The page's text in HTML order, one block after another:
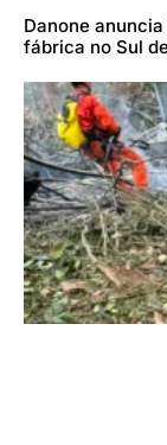
Danone
fábrica no Sul